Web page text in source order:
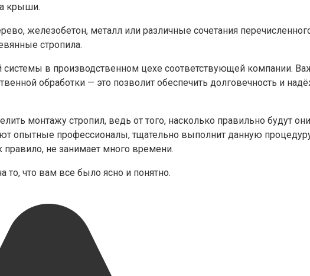
крыши.
железобетон, металл или различные сочетания
стропила.
системы в производственном цехе соответствующей компании.
обработки — это позволит обеспечить долговечность и
монтажу стропил, ведь от того, насколько правильно будут
опытные профессионалы, тщательно выполнит данную
не занимает много времени.
то, что вам все было ясно и понятно.